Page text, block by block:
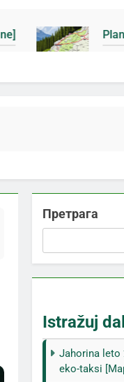
Planina Jagodnja 2026:
Претрага
Istražuj
Jahorina leto
eko-taksi